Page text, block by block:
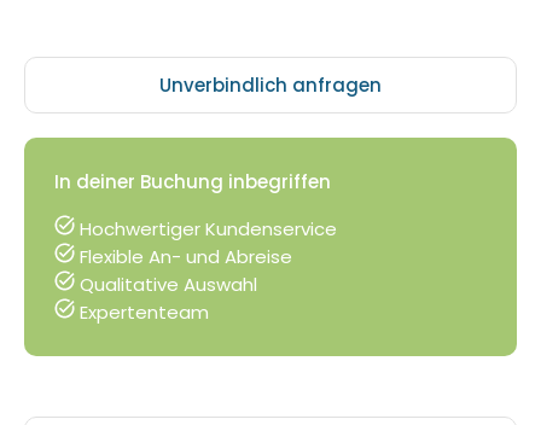
Unverbindlich anfragen
In deiner Buchung inbegriffen
Hochwertiger Kundenservice
Flexible An- und Abreise
Qualitative Auswahl
Expertenteam